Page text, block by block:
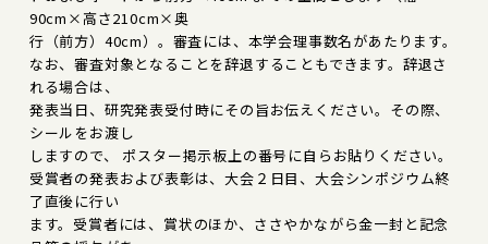
90cm×高さ210cm×奥
行（前方）40cm）。審査には、本学会理事数名があたります。
なお、審査対象となることを辞退することもできます。辞退さ
れる場合は、
発表当日、研究発表受付時にその旨お伝えください。その際、
シールをお渡し
しますので、 ポスター掲示板上の番号に自らお貼りください。
受賞者の発表および表彰は、大会２日目、大会シンポジウム終
了直後に行い
ます。受賞者には、賞状のほか、ささやかながら金一封と記念